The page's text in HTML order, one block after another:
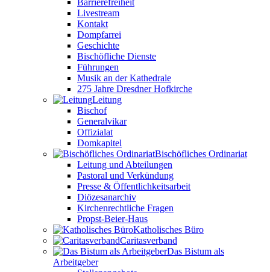
Livestream
Kontakt
Dompfarrei
Geschichte
Bischöfliche Dienste
Führungen
Musik an der Kathedrale
275 Jahre Dresdner Hofkirche
Leitung
Bischof
Generalvikar
Offizialat
Domkapitel
Bischöfliches Ordinariat
Leitung und Abteilungen
Pastoral und Verkündung
Presse & Öffentlichkeitsarbeit
Diözesanarchiv
Kirchenrechtliche Fragen
Propst-Beier-Haus
Katholisches Büro
Caritasverband
Das Bistum als
Arbeitgeber